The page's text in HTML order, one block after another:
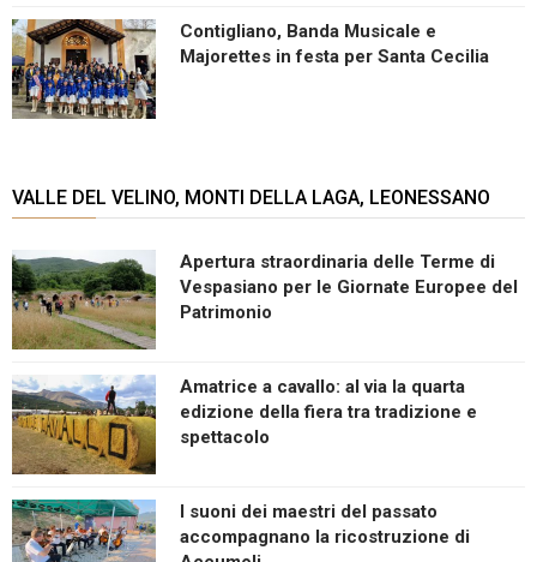
Contigliano, Banda Musicale e
Majorettes in festa per Santa Cecilia
VALLE DEL VELINO, MONTI DELLA LAGA, LEONESSANO
Apertura straordinaria delle Terme di
Vespasiano per le Giornate Europee del
Patrimonio
Amatrice a cavallo: al via la quarta
edizione della fiera tra tradizione e
spettacolo
I suoni dei maestri del passato
accompagnano la ricostruzione di